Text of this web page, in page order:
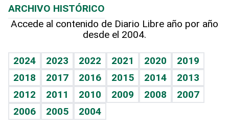
Hablando con el pediatra
Vida y familia
Eñe
Celebrando la vida
Sin complejos
Línea de hit
TBT Deportivo
Más firmas
Hecho en casa
Guía del dinero
Cumpleaños
Horóscopos
Crucigramas
ARCHIVO HISTÓRICO
Accede al contenido de Diario Libre año por año
desde el 2004.
2024 2023 2022 2021 2020
2019
2018
2017 2016 2015 2014
2013
2012
2011 2010 2009 2008
2007
2006
2005 2004